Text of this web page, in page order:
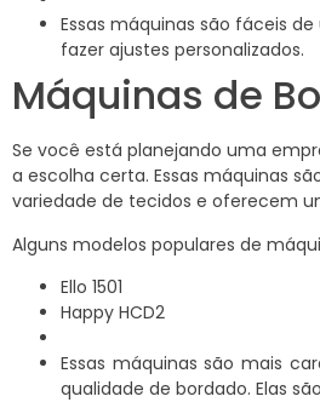
Essas máquinas são fáceis
fazer ajustes personalizados.
Máquinas de
Se você está planejando uma
a escolha certa. Essas máquinas
variedade de tecidos e oferecem
Alguns modelos populares de
Ello 1501
Happy HCD2
Essas máquinas são mais
qualidade de bordado. Elas